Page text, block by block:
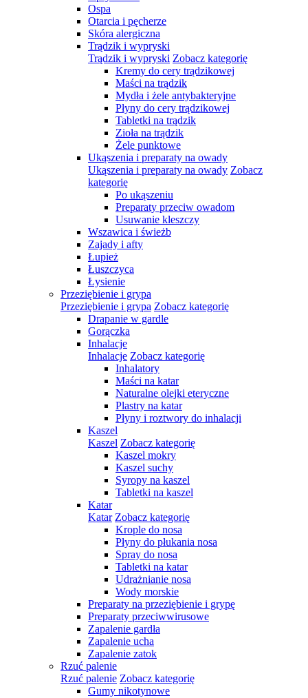
Ospa
Otarcia i pęcherze
Skóra alergiczna
Trądzik i wypryski
Trądzik i wypryski Zobacz kategorię
Kremy do cery trądzikowej
Maści na trądzik
Mydła i żele antybakteryjne
Płyny do cery trądzikowej
Tabletki na trądzik
Zioła na trądzik
Żele punktowe
Ukąszenia i preparaty na owady
Ukąszenia i preparaty na owady Zobacz
kategorię
Po ukąszeniu
Preparaty przeciw owadom
Usuwanie kleszczy
Wszawica i świeżb
Zajady i afty
Łupież
Łuszczyca
Łysienie
Przeziębienie i grypa
Przeziębienie i grypa Zobacz kategorię
Drapanie w gardle
Gorączka
Inhalacje
Inhalacje Zobacz kategorię
Inhalatory
Maści na katar
Naturalne olejki eteryczne
Plastry na katar
Płyny i roztwory do inhalacji
Kaszel
Kaszel Zobacz kategorię
Kaszel mokry
Kaszel suchy
Syropy na kaszel
Tabletki na kaszel
Katar
Katar Zobacz kategorię
Krople do nosa
Płyny do płukania nosa
Spray do nosa
Tabletki na katar
Udrażnianie nosa
Wody morskie
Preparaty na przeziębienie i grypę
Preparaty przeciwwirusowe
Zapalenie gardła
Zapalenie ucha
Zapalenie zatok
Rzuć palenie
Rzuć palenie Zobacz kategorię
Gumy nikotynowe